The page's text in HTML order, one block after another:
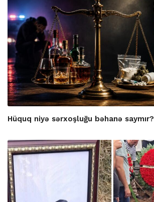
Hüquq niyə sərxoşluğu bəhanə saymır?